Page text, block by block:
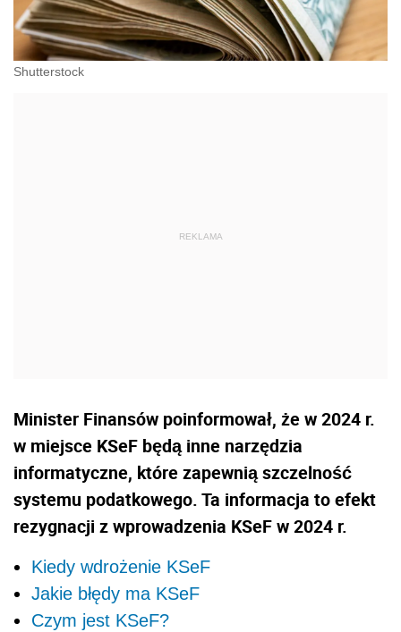
Shutterstock
Minister Finansów poinformował, że w 2024 r.
w miejsce KSeF będą inne narzędzia
informatyczne, którezapewnią szczelność
systemu podatkowego. Ta informacja to efekt
rezygnacji z wprowadzenia KSeF w 2024 r.
Kiedy wdrożenie KSeF
Jakie błędy ma KSeF
Czym jest KSeF?